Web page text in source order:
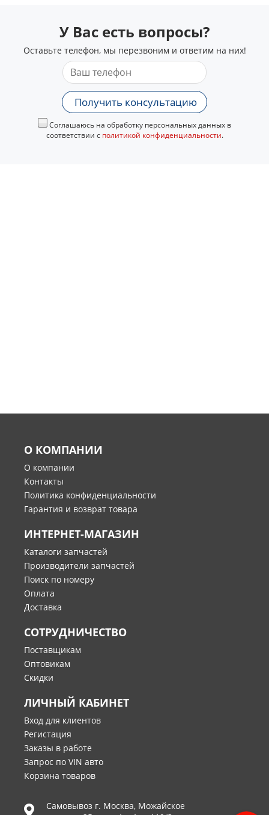
У Вас есть вопросы?
Оставьте телефон, мы перезвоним и ответим на них!
Получить консультацию
Соглашаюсь на обработку персональных данных в
соответствии с политикой конфиденциальности.
О КОМПАНИИ
О компании
Контакты
Политика конфиденциальности
Гарантия и возврат товара
ИНТЕРНЕТ-МАГАЗИН
Каталоги запчастей
Производители запчастей
Поиск по номеру
Оплата
Доставка
СОТРУДНИЧЕСТВО
Поставщикам
Оптовикам
Скидки
ЛИЧНЫЙ КАБИНЕТ
Вход для клиентов
Регистация
Заказы в работе
Запрос по VIN авто
Корзина товаров
Самовывоз г. Москва, Можайское